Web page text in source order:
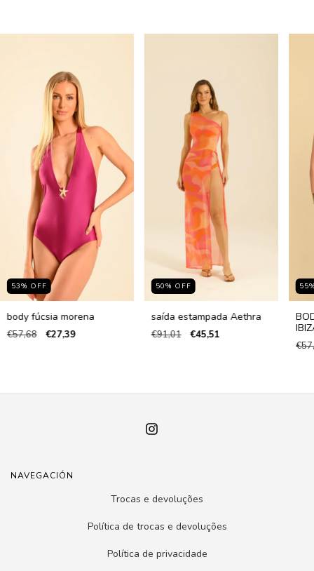
53% OFF
body fúcsia morena
€57,68 €27,39
50% OFF
saída estampada Aethra
€91,01 €45,51
55
NAVEGACIÓN
Trocas e devoluções
Política de trocas e devoluções
Política de privacidade